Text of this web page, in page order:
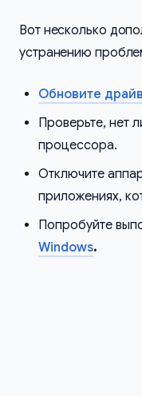
Вот несколько
устранению
Обновите
Проверьте, нет
процессора.
Отключите
приложениях,
Попробуйте
Windows.